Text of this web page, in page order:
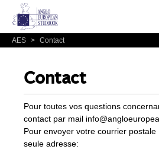
AES > Contact
Contact
Pour toutes vos questions
contact par mail
Pour envoyer votre courrier
seule adresse: